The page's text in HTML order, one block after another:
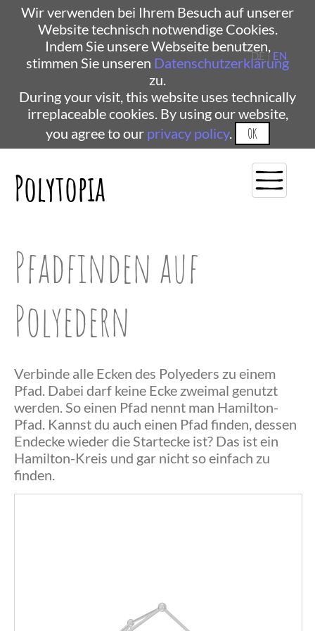
Wir verwenden bei Ihrem Besuch auf unserer
Website technisch notwendige Cookies.
Indem Sie unsere Webseite benutzen,
stimmen Sie unseren Datenschutzerklärung
zu.
During your visit, this website uses technically
irreplaceable cookies. By using our website,
you agree to our privacy policy. OK
Polytopia
DE | EN
Pfadfinden auf
Polyedern
Verbinde alle Ecken des Polyeders zu einem
Pfad. Dabei darf keine Ecke zweimal genutzt
werden. So einen Pfad nennt man Hamilton-
Pfad. Kannst du auch einen Pfad finden, dessen
Endecke wieder die Startecke ist? Das ist ein
Hamilton-Kreis und gar nicht so einfach zu
finden.
Glückwunsch,
Herzlichen
Glückwunsch,